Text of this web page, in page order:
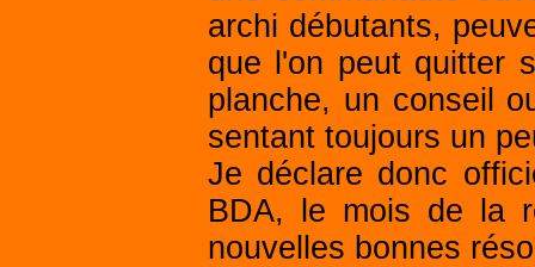
archi débutants,
que l'on peut quitter
planche, un conseil
sentant toujours un
Je déclare donc
BDA, le mois de la
nouvelles bonnes